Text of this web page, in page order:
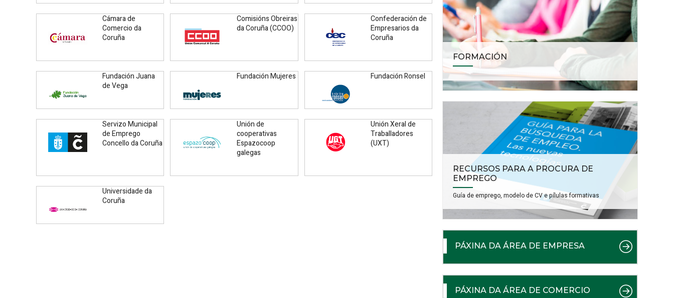
Cámara de
Comercio da
Coruña
Comisións Obreiras
da Coruña (CCOO)
Confederación de
Empresarios da
Coruña
Fundación Juana
de Vega
Fundación Mujeres Fundación Ronsel
Servizo Municipal
de Emprego
Concello da Coruña
Unión de
cooperativas
Espazocoop
galegas
Unión Xeral de
Traballadores
(UXT)
Universidade da
Coruña
FORMACIÓN
RECURSOS PARA A PROCURA DE
EMPREGO
Guía de emprego, modelo de CV e pílulas formativas
PÁXINA DA ÁREA DE EMPRESA
PÁXINA DA ÁREA DE COMERCIO